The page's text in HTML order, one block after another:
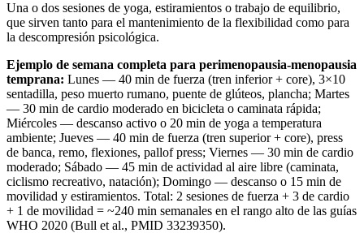
Una o dos sesiones de yoga, estiramientos o trabajo de equilibrio,
que sirven tanto para el mantenimiento de la flexibilidad como para
la descompresión psicológica.
Ejemplo de semana completa para perimenopausia-menopausia
temprana: Lunes — 40 min de fuerza (tren inferior + core), 3×10
sentadilla, peso muerto rumano, puente de glúteos, plancha; Martes
— 30 min de cardio moderado en bicicleta o caminata rápida;
Miércoles — descanso activo o 20 min de yoga a temperatura
ambiente; Jueves — 40 min de fuerza (tren superior + core), press
de banca, remo, flexiones, pallof press; Viernes — 30 min de cardio
moderado; Sábado — 45 min de actividad al aire libre (caminata,
ciclismo recreativo, natación); Domingo — descanso o 15 min de
movilidad y estiramientos. Total: 2 sesiones de fuerza + 3 de cardio
+ 1 de movilidad = ~240 min semanales en el rango alto de las guías
WHO 2020 (Bull et al., PMID 33239350).